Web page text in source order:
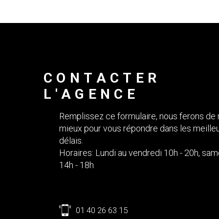
CONTACTER
L'AGENCE
Remplissez ce formulaire, nous ferons de
mieux pour vous répondre dans les
délais.
Horaires: Lundi au vendredi 10h - 20h,
14h - 18h
01 40 26 63 15